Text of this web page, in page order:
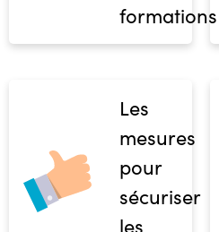
formations
Les
mesures
pour
sécuriser
les